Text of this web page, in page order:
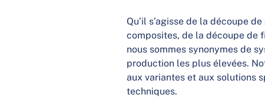
Qu’il s’agisse de la découpe
composites, de la découpe de
nous sommes synonymes de
production les plus élevées.
aux variantes et aux solutions
techniques.